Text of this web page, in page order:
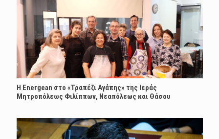
H Energean στο «Τραπέζι Αγάπης» της Ιεράς
Μητροπόλεως Φιλίππων, Νεαπόλεως και Θάσου